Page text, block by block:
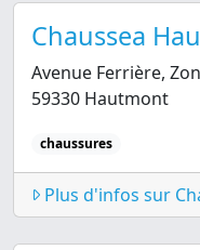
Chaussea
Avenue Ferrière,
59330 Hautmont
chaussures
Plus d'infos sur